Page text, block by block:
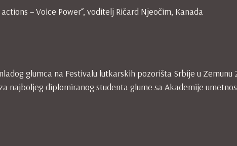
– Voice Power“, voditelj Ričard Njeočim, Kanada
glumca na Festivalu lutkarskih pozorišta Srbije u Zemunu
najboljeg diplomiranog studenta glume sa Akademije